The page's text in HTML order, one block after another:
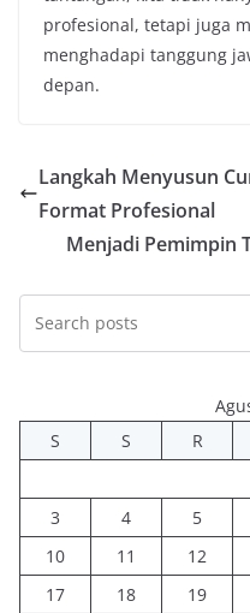
profesional, tetapi juga
menghadapi tanggung
depan.
Langkah Menyusun
Format Profesional
Menjadi Pemimpin
S
S R
3
4 5
10
11 12
17
18 19